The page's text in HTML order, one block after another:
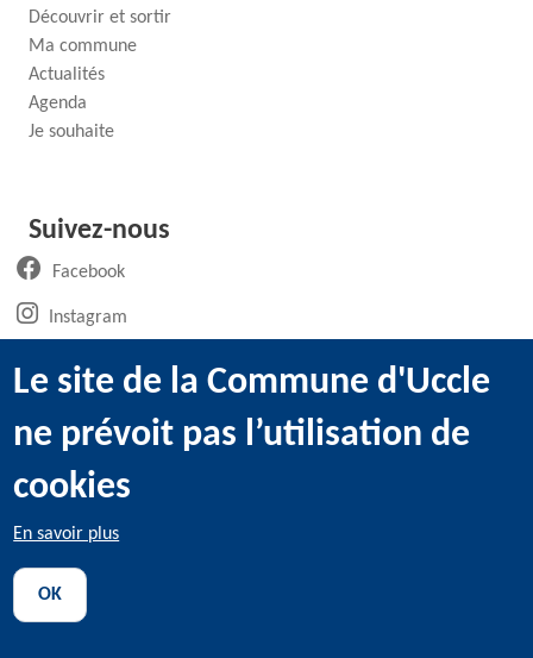
Découvrir et sortir
Ma commune
Actualités
Agenda
Je souhaite
Suivez-nous
Facebook(ouvre un nouvel onglet)
Instagram(ouvre un nouvel onglet)
LinkedIn
Youtube(ouvre un nouvel onglet)
@2022 Administration communale d’Uccle -
Utilisation des cookies
Le site de la Commune d'Uccle
ne prévoit pas l’utilisation de
cookies
En savoir plus
OK